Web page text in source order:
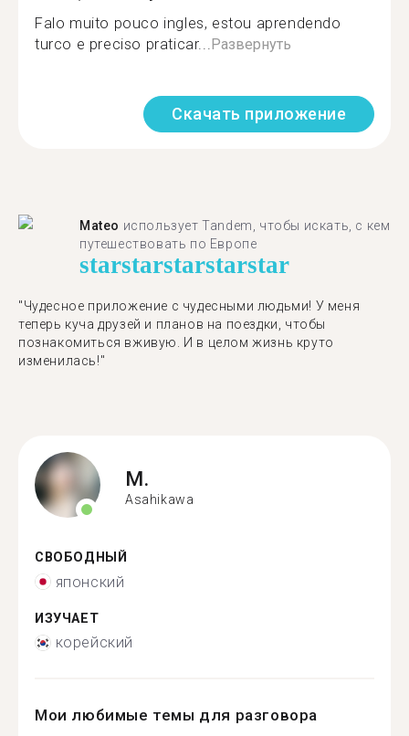
Falo muito pouco ingles, estou aprendendo
turco e preciso praticar...Развернуть
Скачать приложение
Mateo использует Tandem, чтобы искать, с кем
путешествовать по Европе
starstarstarstarstar
"Чудесное приложение с чудесными людьми! У меня
теперь куча друзей и планов на поездки, чтобы
познакомиться вживую. И в целом жизнь круто
изменилась!"
M.
Asahikawa
СВОБОДНЫЙ
японский
ИЗУЧАЕТ
корейский
Мои любимые темы для разговора